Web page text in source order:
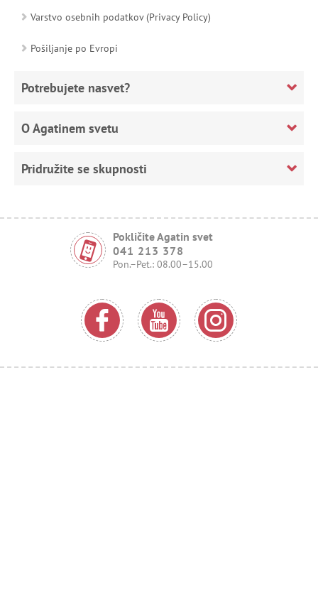
Varstvo osebnih podatkov (Privacy Policy)
Pošiljanje po Evropi
Potrebujete nasvet?
O Agatinem svetu
Pridružite se skupnosti
Pokličite Agatin svet
041 213 378
Pon.–Pet.: 08.00–15.00